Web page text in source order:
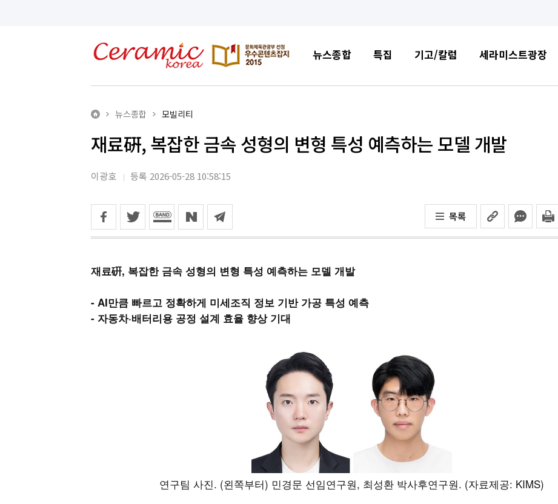
뉴스종합 특집 기고/칼럼 세라미스트광장
뉴스종합 모빌리티
재료硏, 복잡한 금속 성형의 변형 특성 예측하는 모델 개발
이광호 등록 2026-05-28 10:58:15
목록
재료硏, 복잡한 금속 성형의 변형 특성 예측하는 모델 개발
- AI만큼 빠르고 정확하게 미세조직 정보 기반 가공 특성 예측
- 자동차·배터리용 공정 설계 효율 향상 기대
연구팀 사진. (왼쪽부터) 민경문 선임연구원, 최성환 박사후연구원. (자료제공: KIMS)